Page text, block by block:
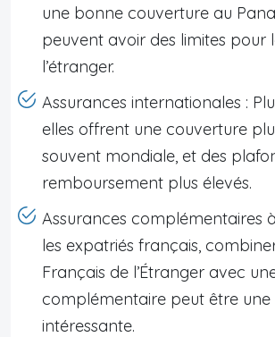
une bonne couverture au
peuvent avoir des limites pour
l’étranger.
Assurances internationales :
elles offrent une couverture
souvent mondiale, et des
remboursement plus élevés.
Assurances complémentaires
les expatriés français,
Français de l’Étranger avec
complémentaire peut être
intéressante.